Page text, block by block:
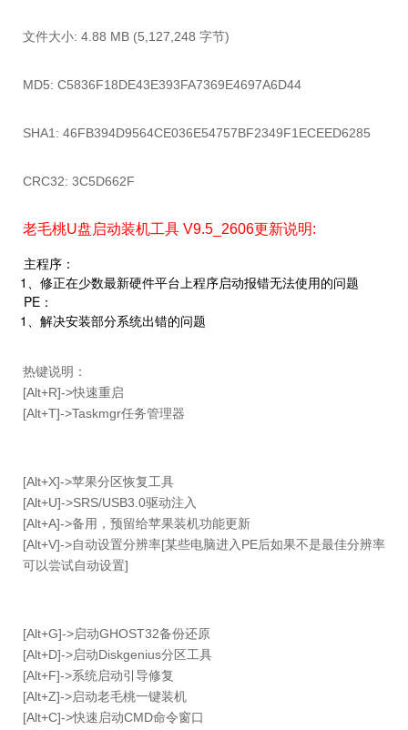
文件大小: 4.88 MB (5,127,248 字节)
MD5: C5836F18DE43E393FA7369E4697A6D44
SHA1: 46FB394D9564CE036E54757BF2349F1ECEED6285
CRC32: 3C5D662F
老毛桃U盘启动装机工具 V9.5_2606更新说明:
主程序：
1、修正在少数最新硬件平台上程序启动报错无法使用的问题
PE：
1、解决安装部分系统出错的问题
热键说明：
[Alt+R]->快速重启
[Alt+T]->Taskmgr任务管理器
[Alt+X]->苹果分区恢复工具
[Alt+U]->SRS/USB3.0驱动注入
[Alt+A]->备用，预留给苹果装机功能更新
[Alt+V]->自动设置分辨率[某些电脑进入PE后如果不是最佳分辨率
可以尝试自动设置]
[Alt+G]->启动GHOST32备份还原
[Alt+D]->启动Diskgenius分区工具
[Alt+F]->系统启动引导修复
[Alt+Z]->启动老毛桃一键装机
[Alt+C]->快速启动CMD命令窗口